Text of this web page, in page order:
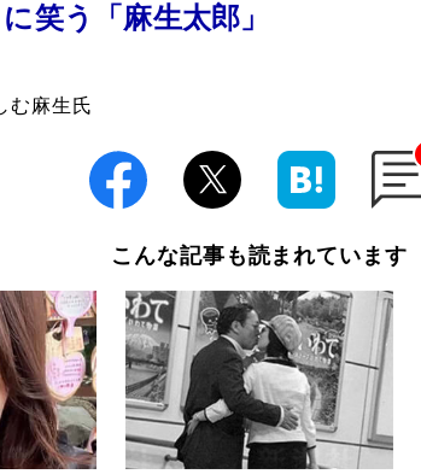
笑う「麻生太郎」
む麻生氏
こんな記事も読まれています